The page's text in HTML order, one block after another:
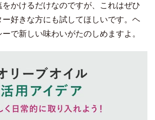
をかけるだけなのですが、これはぜひ
ー好きな方にも試してほしいです。ヘ
ーで新しい味わいがたのしめますよ。